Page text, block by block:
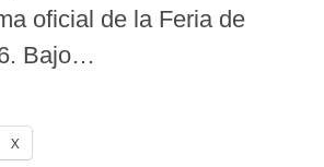
oficial de la Feria de
Bajo…
X